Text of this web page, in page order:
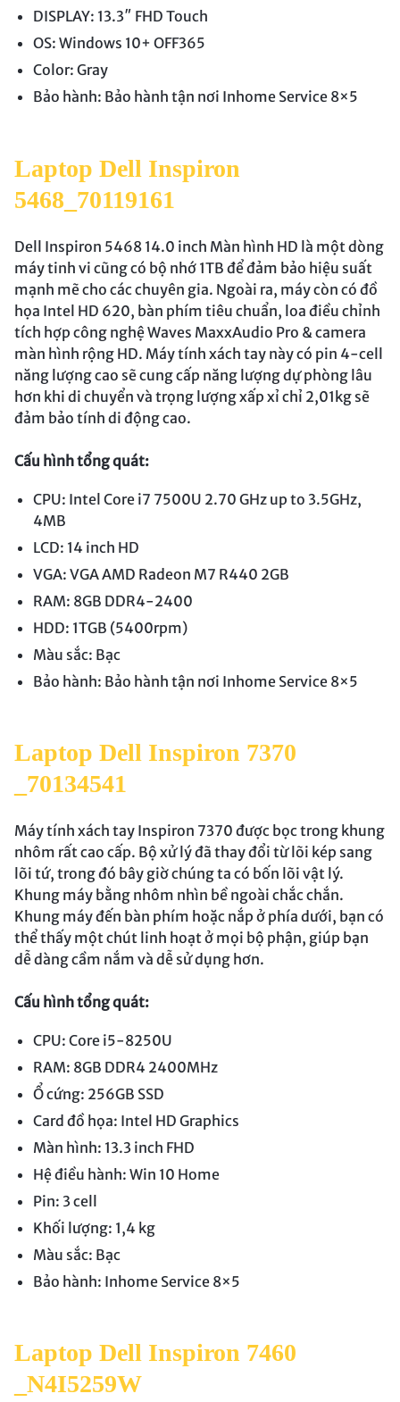
DISPLAY: 13.3″ FHD Touch
OS: Windows 10+ OFF365
Color: Gray
Bảo hành: Bảo hành tận nơi Inhome Service 8×5
Laptop Dell Inspiron
5468_70119161
Dell Inspiron 5468 14.0 inch Màn hình HD là một dòng
máy tinh vi cũng có bộ nhớ 1TB để đảm bảo hiệu suất
mạnh mẽ cho các chuyên gia. Ngoài ra, máy còn có đồ
họa Intel HD 620, bàn phím tiêu chuẩn, loa điều chỉnh
tích hợp công nghệ Waves MaxxAudio Pro & camera
màn hình rộng HD. Máy tính xách tay này có pin 4-cell
năng lượng cao sẽ cung cấp năng lượng dự phòng lâu
hơn khi di chuyển và trọng lượng xấp xỉ chỉ 2,01kg sẽ
đảm bảo tính di động cao.
Cấu hình tổng quát:
CPU: Intel Core i7 7500U 2.70 GHz up to 3.5GHz,
4MB
LCD: 14 inch HD
VGA: VGA AMD Radeon M7 R440 2GB
RAM: 8GB DDR4-2400
HDD: 1TGB (5400rpm)
Màu sắc: Bạc
Bảo hành: Bảo hành tận nơi Inhome Service 8×5
Laptop Dell Inspiron 7370
_70134541
Máy tính xách tay Inspiron 7370 được bọc trong khung
nhôm rất cao cấp. Bộ xử lý đã thay đổi từ lõi kép sang
lõi tứ, trong đó bây giờ chúng ta có bốn lõi vật lý.
Khung máy bằng nhôm nhìn bề ngoài chắc chắn.
Khung máy đến bàn phím hoặc nắp ở phía dưới, bạn có
thể thấy một chút linh hoạt ở mọi bộ phận, giúp bạn
dễ dàng cầm nắm và dễ sử dụng hơn.
Cấu hình tổng quát:
CPU: Core i5-8250U
RAM: 8GB DDR4 2400MHz
Ổ cứng: 256GB SSD
Card đồ họa: Intel HD Graphics
Màn hình: 13.3 inch FHD
Hệ điều hành: Win 10 Home
Pin: 3 cell
Khối lượng: 1,4 kg
Màu sắc: Bạc
Bảo hành: Inhome Service 8×5
Laptop Dell Inspiron 7460
_N4I5259W